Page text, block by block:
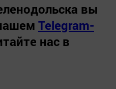
вы
Telegram-
нас в